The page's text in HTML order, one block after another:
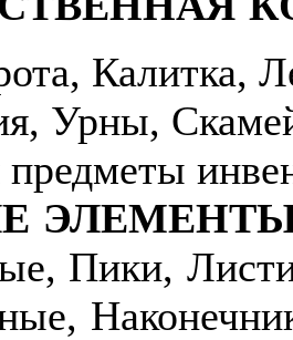
Калитка,
Урны,
Пики,